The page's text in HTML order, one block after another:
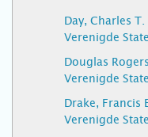
Day, Charles T.
Verenigde
Douglas
Verenigde
Drake, Francis
Verenigde